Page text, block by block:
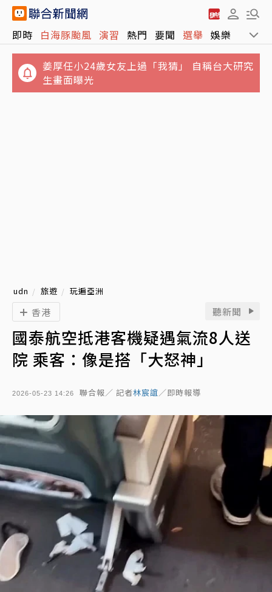
即時 白海豚颱風 演習 熱門 要聞 選舉 娛樂 運動
姜厚任小24歲女友上過「我猜」 自稱台大研究
生畫面曝光
udn 旅遊 玩遍亞洲
聽新聞
國泰航空抵港客機疑遇氣流8人送
院 乘客：像是搭「大怒神」
2026-05-23 14:26 聯合報／ 記者林宸誼／即時報導
香港